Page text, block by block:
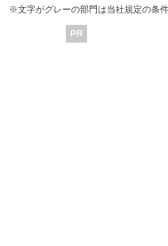
※文字がグレーの部門は当社規定の条
PR